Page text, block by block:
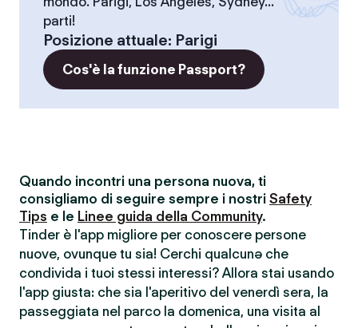
parti!
Posizione attuale: Parigi
Cos'è la funzione Passport?
Quando incontri una persona nuova, ti
consigliamo di seguire sempre i nostri Safety
Tips e le Linee guida della Community.
Tinder è l'app migliore per conoscere persone
nuove, ovunque tu sia! Cerchi qualcunə che
condivida i tuoi stessi interessi? Allora stai usando
l'app giusta: che sia l'aperitivo del venerdì sera, la
passeggiata nel parco la domenica, una visita al